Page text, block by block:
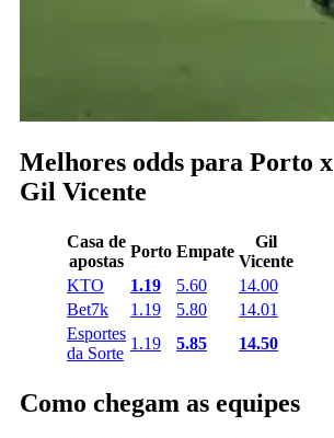
Melhores odds para Porto x
Gil Vicente
Casa de
apostas
Porto Empate
Gil
Vicente
KTO
1.19 5.60
14.00
Bet7k
1.19 5.80
14.01
Esportes
da Sorte
1.19 5.85 14.50
Como chegam as equipes